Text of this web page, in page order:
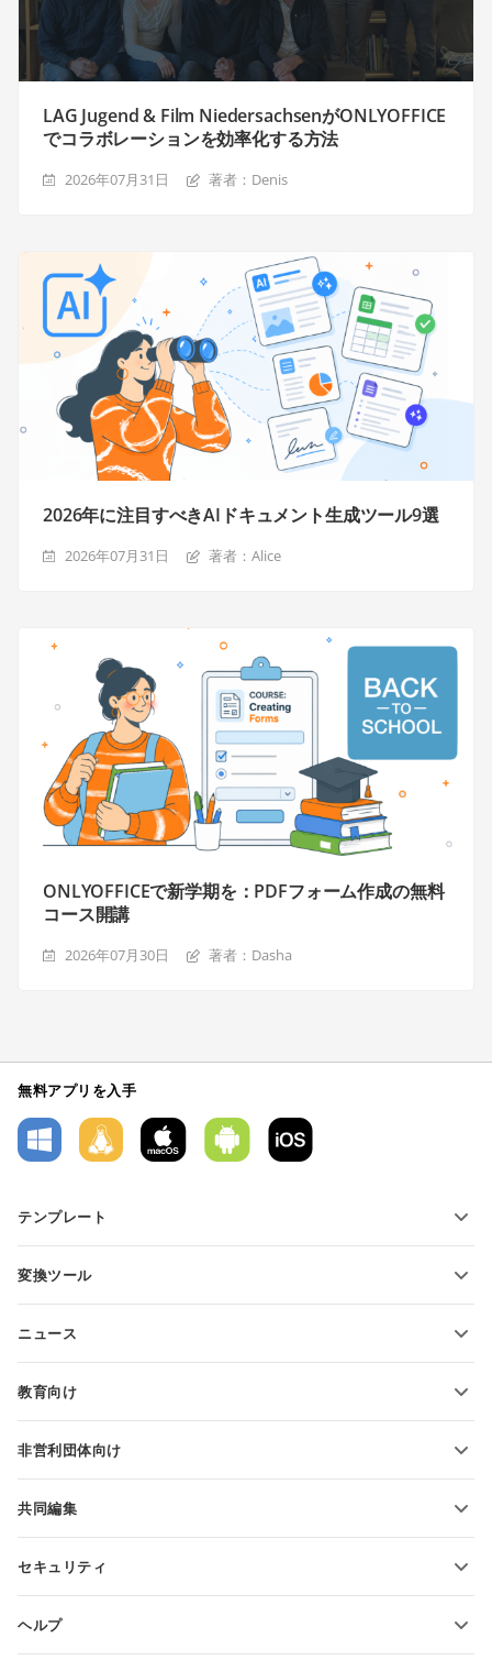
LAG Jugend & Film NiedersachsenがONLYOFFICE
でコラボレーションを効率化する方法
2026年07月31日 著者：Denis
2026年に注目すべきAIドキュメント生成ツール9選
2026年07月31日 著者：Alice
ONLYOFFICEで新学期を：PDFフォーム作成の無料
コース開講
2026年07月30日 著者：Dasha
無料アプリを入手
テンプレート
テキスト文書テンプレート
変換ツール
スプレッドシートの変換
PDFの変換
ニュース
教育向け
教育関係者向け
非営利団体向け
無料アカウントをリクエスト
共同編集
翻訳者向け
セキュリティ
ヘルプ